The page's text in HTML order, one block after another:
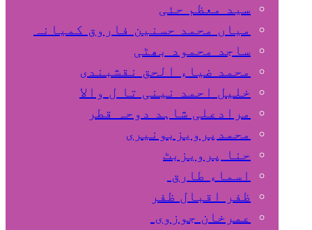
سید معظم حئی
میاں محمد حسنین فاروق کمیانہ
ساجد محمود بھٹی
محمد ضیاء الحق نقشبندی
خلیل احمد نینی تا ل والا
مرادعلی شاہد دوحہ قطر
محمدپرویزبونیری
حنا پرویزبٹ
اسماء طارق
ظفر اقبال ظفر
عمرخان جوزوی